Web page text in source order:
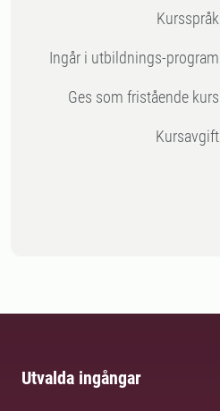
Kursspråk
Ingår i utbildnings-program
Ges som fristående kurs
Kursavgift
Utvalda ingångar